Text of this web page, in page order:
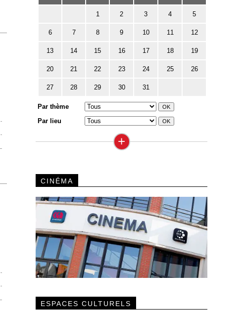
1 2 3 4 5
6 7 8 9 10 11 12
13 14 15 16 17 18 19
20 21 22 23 24 25 26
27 28 29 30 31
Par thème
Par lieu
+
CINÉMA
ESPACES CULTURELS